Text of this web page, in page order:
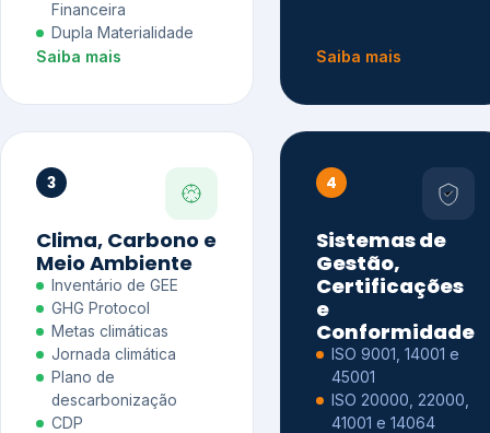
Financeira
Dupla Materialidade
Saiba mais
Saiba mais
3
Clima, Carbono e
Meio Ambiente
Inventário de GEE
GHG Protocol
Metas climáticas
Jornada climática
Plano de
descarbonização
CDP
4
Sistemas de
Gestão,
Certificações
e
Conformidade
ISO 9001, 14001 e
45001
ISO 20000, 22000,
41001 e 14064